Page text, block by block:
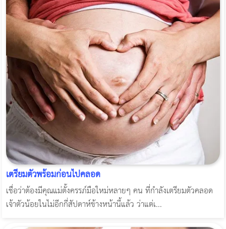
เตรียมตัวพร้อมก่อนไปคลอด
เชื่อว่าต้องมีคุณแม่ตั้งครรภ์มือใหม่หลายๆ คน ที่กำลังเตรียมตัวคลอด
เจ้าตัวน้อยในไม่อีกกี่สัปดาห์ข้างหน้านี้แล้ว ว่าแต่เ...